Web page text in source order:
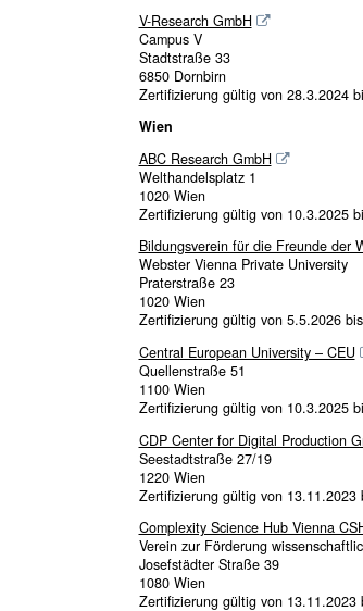
V-Research GmbH
Campus V
Stadtstraße 33
6850 Dornbirn
Zertifizierung gültig von 28.3.2024
Wien
ABC Research GmbH
Welthandelsplatz 1
1020 Wien
Zertifizierung gültig von 10.3.2025
Bildungsverein für die Freunde der
Webster Vienna Private University
Praterstraße 23
1020 Wien
Zertifizierung gültig von 5.5.2026
Central European University – CEU
Quellenstraße 51
1100 Wien
Zertifizierung gültig von 10.3.2025
CDP Center for Digital Production
Seestadtstraße 27/19
1220 Wien
Zertifizierung gültig von 13.11.2023
Complexity Science Hub Vienna
Verein zur Förderung
Josefstädter Straße 39
1080 Wien
Zertifizierung gültig von 13.11.2023